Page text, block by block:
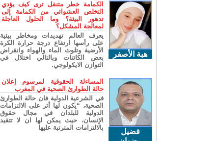
هبة الأصفر
الكمامة خطر متنقل ترى كيف يؤدي
التخلص العشوائي من الكمامة إلى
تدهور البيئة؟ وما الحلول العاجلة
لمعالجة المشكل؟
يعرف العالم تهديدات ومخاطر بيئية
على رأسها ارتفاع درجة حرارة الكرة
الأرضية وتلوث الماء والهواء وانقراض
بعض الكائنات وبالتالي اختلال في
التوازن الايكولوجي.
فضيل
المساءلة الحقوقية لمرسوم إعلان
حالة الطوارئ الصحية في المغرب
في الشرعية الدولية فان حالة الطوارئ
الصحية، “يكون لها أثر على الالتزامات
الدولية للبلدان في مجال حقوق
الإنسان، حيث يمكن لها ان لا تتقيد
بالالتزامات المترتبة عليها